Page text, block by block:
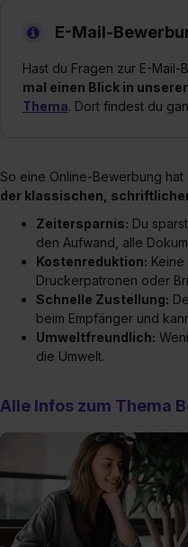
E-Mail-
Hast du Fragen zur E-Mail-
mal einen Blick in
Thema. Dort findest du
So eine Online-Bewerbung hat
der klassischen,
Zeitersparnis: Du
den Aufwand, alle
Kostenreduktion:
Druckerpatronen oder
Schnelle Zustellung:
beim Empfänger und
Umweltfreundlich:
die Umwelt.
Alle Infos zum Thema